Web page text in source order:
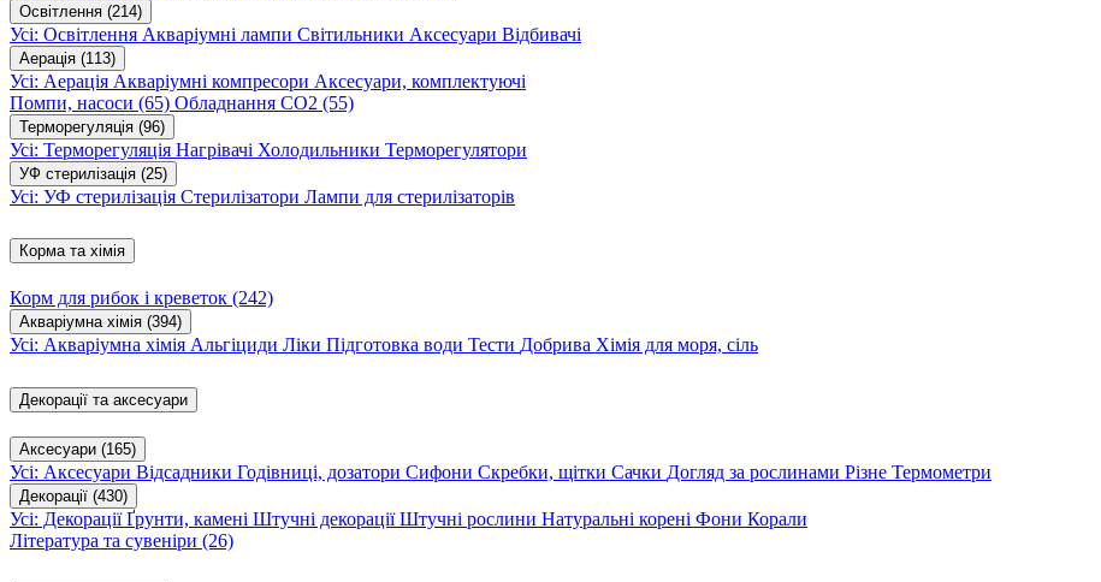
Освітлення (214)
Усі: Освітлення Акваріумні лампи Світильники Аксесуари Відбивачі
Аерація (113)
Усі: Аерація Акваріумні компресори Аксесуари, комплектуючі
Помпи, насоси (65) Обладнання CO2 (55)
Терморегуляція (96)
Усі: Терморегуляція Нагрівачі Холодильники Терморегулятори
УФ стерилізація (25)
Усі: УФ стерилізація Стерилізатори Лампи для стерилізаторів
Корма та хімія
Корм для рибок і креветок (242)
Акваріумна хімія (394)
Усі: Акваріумна хімія Альгіциди Ліки Підготовка води Тести Добрива Хімія для моря, сіль
Декорації та аксесуари
Аксесуари (165)
Усі: Аксесуари Відсадники Годівниці, дозатори Сифони Скребки, щітки Сачки Догляд за рослинами Різне Термометри
Декорації (430)
Усі: ДекораціїҐрунти, камені Штучні декораціїШтучні рослини Натуральні корені Фони Корали
Література та сувеніри (26)